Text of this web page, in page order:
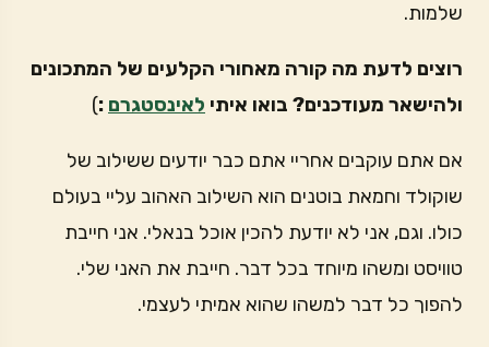
שלמות.
רוצים לדעת מה קורה מאחורי הקלעים של המתכונים
ולהישאר מעודכנים? בואו איתי לאינסטגרם :
)
אם אתם עוקבים אחריי אתם כבר יודעים ששילוב של
שוקולד וחמאת בוטנים הוא השילוב האהוב עליי בעולם
כולו. וגם, אני לא יודעת להכין אוכל בנאלי. אני חייבת
טוויסט ומשהו מיוחד בכל דבר. חייבת את האני שלי.
להפוך כל דבר למשהו שהוא אמיתי לעצמי.